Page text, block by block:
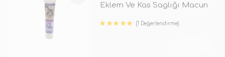
Eklem Ve Kas Saglığı Macun
(1 Değerlendirme)